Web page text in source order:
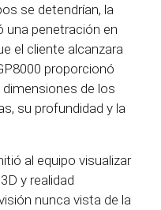
se detendrían, la
una penetración en
el cliente alcanzara
proporcionó
de los
su profundidad y la
al equipo visualizar
y realidad
nunca vista de la